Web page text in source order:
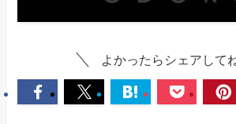
よかったらシェアして